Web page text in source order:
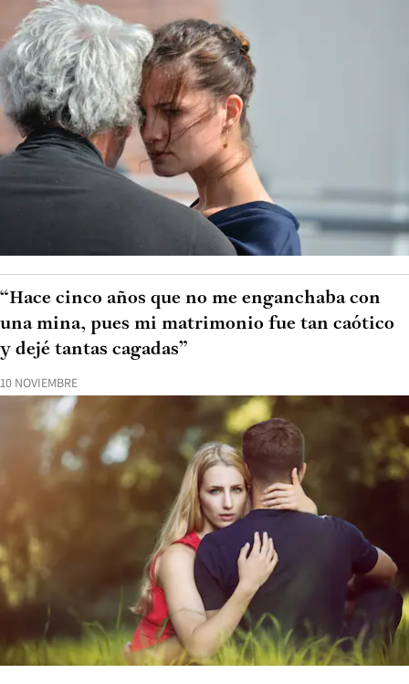
10 NOVIEMBRE
“Hace cinco años que no me enganchaba con
una mina, pues mi matrimonio fue tan caótico
y dejé tantas cagadas”